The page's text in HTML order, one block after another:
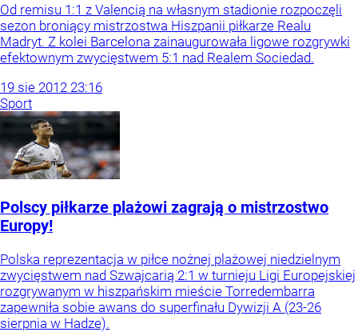
Od remisu 1:1 z Valencią na własnym stadionie rozpoczęli
sezon broniący mistrzostwa Hiszpanii piłkarze Realu
Madryt. Z kolei Barcelona zainaugurowała ligowe rozgrywki
efektownym zwycięstwem 5:1 nad Realem Sociedad.
19 sie 2012 23:16
Sport
Polscy piłkarze plażowi zagrają o mistrzostwo
Europy!
Polska reprezentacja w piłce nożnej plażowej niedzielnym
zwycięstwem nad Szwajcarią 2:1 w turnieju Ligi Europejskiej
rozgrywanym w hiszpańskim mieście Torredembarra
zapewniła sobie awans do superfinału Dywizji A (23-26
sierpnia w Hadze).